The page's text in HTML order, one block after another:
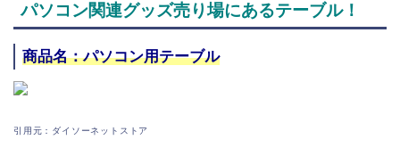
パソコン関連グッズ売り場にあるテーブル！
商品名：パソコン用テーブル
引用元：ダイソーネットストア